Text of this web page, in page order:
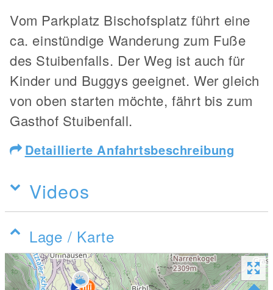
Vom Parkplatz Bischofsplatz führt eine
ca. einstündige Wanderung zum Fuße
des Stuibenfalls. Der Weg ist auch für
Kinder und Buggys geeignet. Wer gleich
von oben starten möchte, fährt bis zum
Gasthof Stuibenfall.
Detaillierte Anfahrtsbeschreibung
Videos
Lage / Karte